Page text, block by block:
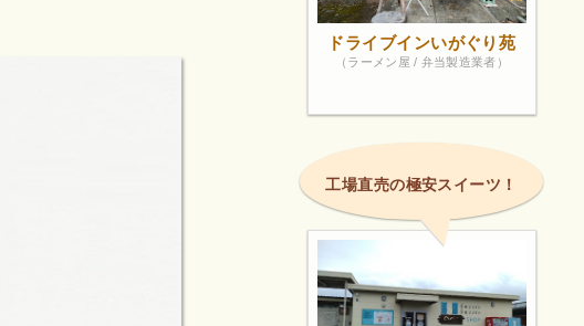
ドライブインいがぐり苑
（ラーメン屋 / 弁当製造業者）
工場直売の極安スイーツ！